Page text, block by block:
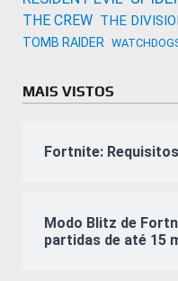
THE CREW THE
TOMB RAIDER
MAIS VISTOS
Fortnite:
Modo Blitz de
partidas de até 15